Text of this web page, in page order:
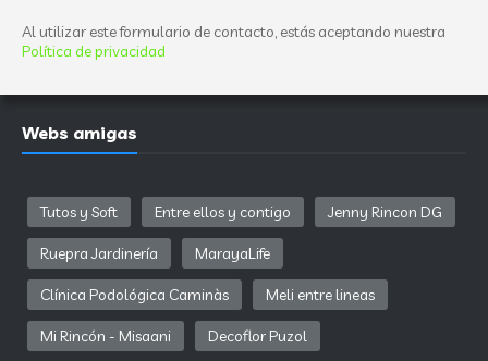
Al utilizar este formulario de contacto, estás aceptando nuestra
Política de privacidad
Webs amigas
Tutos y Soft Entre ellos y contigo Jenny Rincon DG
Ruepra Jardinería MarayaLife
Clínica Podológica Caminàs Meli entre lineas
Mi Rincón - Misaani Decoflor Puzol